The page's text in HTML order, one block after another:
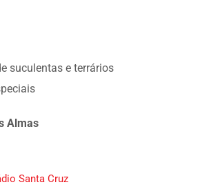
suculentas e terrários
Almas
Santa Cruz